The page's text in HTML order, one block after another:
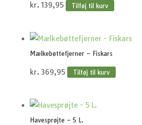
kr. 139,95 Tilføj til kurv
Mælkebøttefjerner – Fiskars
kr. 369,95 Tilføj til kurv
Havesprøjte – 5 L.